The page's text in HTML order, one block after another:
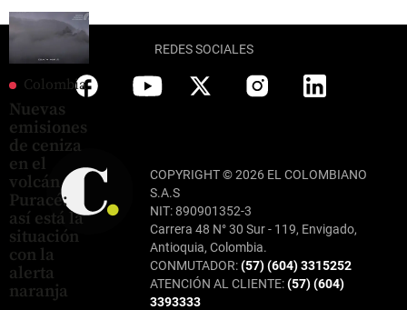
Colombia
Nuevas
emisiones
de ceniza
en el
volcán
Puracé:
así está la
situación
con la
alerta
naranja
REDES SOCIALES
COPYRIGHT © 2026 EL COLOMBIANO
S.A.S
NIT: 890901352-3
Carrera 48 N° 30 Sur - 119, Envigado,
Antioquia, Colombia.
CONMUTADOR:(57) (604) 3315252
ATENCIÓN AL CLIENTE:(57) (604)
3393333